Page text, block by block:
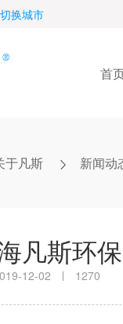
切换城市
首
于凡斯 新闻动
海凡斯环
12-02 1270